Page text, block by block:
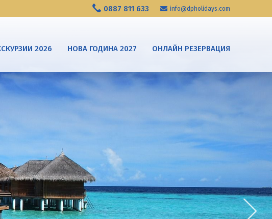
info@dpholidays.com
0887 811 633
2026 НОВА ГОДИНА 2027 ОНЛАЙН РЕЗЕРВАЦИЯ